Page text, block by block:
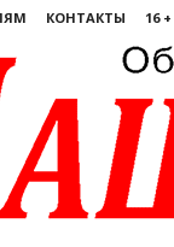
КОНТАКТЫ 16 +